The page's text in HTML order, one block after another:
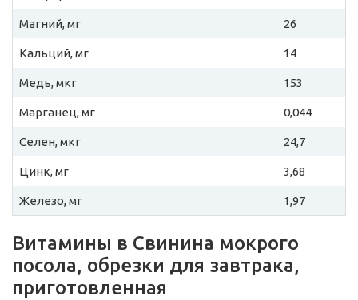
Магний, мг 26
Кальций, мг 14
Медь, мкг 153
Марганец, мг 0,044
Селен, мкг 24,7
Цинк, мг 3,68
Железо, мг 1,97
Витамины в Свинина мокрого
посола, обрезки для завтрака,
приготовленная